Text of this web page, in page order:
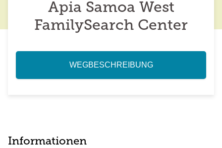
Apia Samoa West
FamilySearch Center
WEGBESCHREIBUNG
Informationen